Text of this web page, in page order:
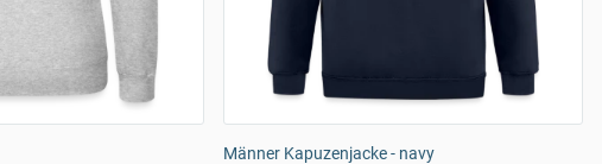
Männer Kapuzenjacke - navy